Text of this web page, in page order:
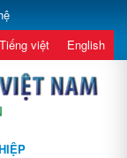
Tiếng việt English